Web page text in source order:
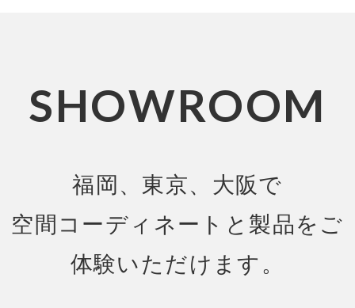
SHOWROOM
福岡、東京、大阪で
空間コーディネートと製品をご
体験いただけます。